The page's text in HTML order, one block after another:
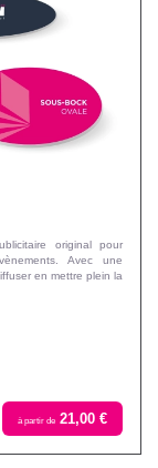
original pour
Avec une
en mettre plein la
à partir de 21,00 €